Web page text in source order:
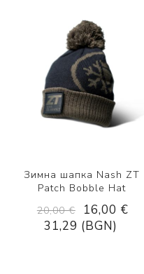
Зимна шапка Nash ZT
Patch Bobble Hat
20,00 €
16,00 €
31,29 (BGN)